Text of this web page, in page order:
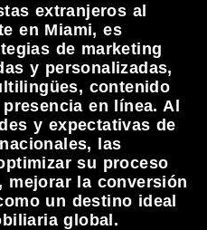
extranjeros al
en Miami, es
de marketing
y personalizadas,
contenido
en línea. Al
y expectativas de
las
su proceso
mejorar la conversión
un destino ideal
global.